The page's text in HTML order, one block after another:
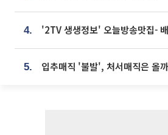
4.
5. 입추매직 '불발', 처서매직은 올